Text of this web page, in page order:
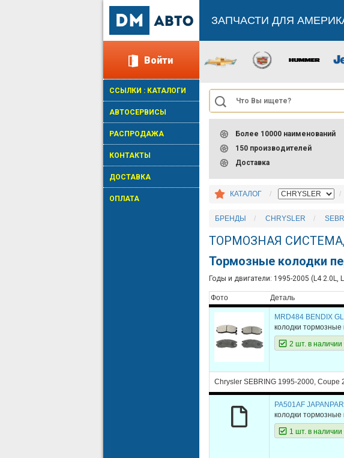
Войти
ССЫЛКИ : КАТАЛОГИ
АВТОСЕРВИСЫ
РАСПРОДАЖА
КОНТАКТЫ
ДОСТАВКА
ОПЛАТА
ЗАПЧАСТИ ДЛЯ
Более 10000 наименований
150 производителей
Доставка
КАТАЛОГ
БРЕНДЫ CHRYSLER
ТОРМОЗНАЯ
Тормозные колодки
Годы и двигатели: 1995-2005 (L4 2.0L,
Фото Деталь
MRD484 BENDIX
колодки тормозные
2 шт. в наличии
Chrysler SEBRING 1995-2000, Coupe
PA501AF
колодки тормозные
1 шт. в наличии